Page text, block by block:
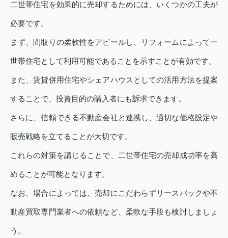
二世帯住宅を効果的に売却するためには、いくつかの工夫が
必要です。
まず、間取りの柔軟性をアピールし、リフォームによって一
世帯住宅として利用可能であることを示すことが有効です。
また、賃貸併用住宅やシェアハウスとしての活用方法を提案
することで、投資目的の購入者にも訴求できます。
さらに、信頼できる不動産会社と連携し、適切な価格設定や
販売戦略を立てることが大切です。
これらの対策を講じることで、二世帯住宅の売却成功率を高
めることが可能となります。
なお、場合によっては、売却にこだわらずリースバックや不
動産買取専門業者への依頼など、柔軟な手段も検討しましょ
う。